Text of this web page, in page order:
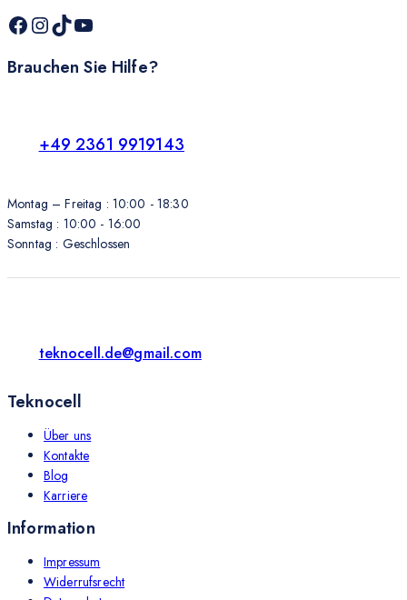
Brauchen Sie Hilfe?
+49 2361 9919143
Montag – Freitag : 10:00 - 18:30
Samstag : 10:00 - 16:00
Sonntag : Geschlossen
teknocell.de@gmail.com
Teknocell
Über uns
Kontakte
Blog
Karriere
Information
Impressum
Widerrufsrecht